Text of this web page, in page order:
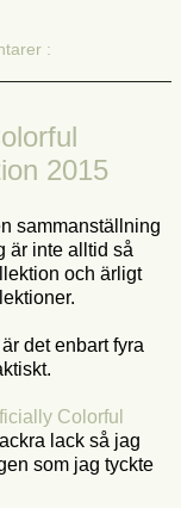
:
2015
sammanställning
är inte alltid så
och ärligt
det enbart fyra
Colorful
lack så jag
som jag tyckte